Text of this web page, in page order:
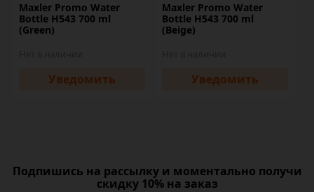
Maxler Promo Water
Bottle H543 700 ml
(Green)
Уведомить
Maxler Promo Water
Bottle H543 700 ml
(Beige)
Уведомить
Подпишись на рассылку и моментально получи
скидку 10% на заказ